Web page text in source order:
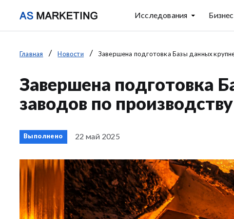
Исследования
Главная Новости Завершена подготовка Базы данных
Завершена подготовка
заводов по
Выполнено 22 май 2025